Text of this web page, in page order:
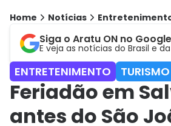
Home Notícias
Siga o Aratu ON no Google
E veja as notícias do Brasil e
ENTRETENIMENTO TURISMO
Feriadão em
antes do São